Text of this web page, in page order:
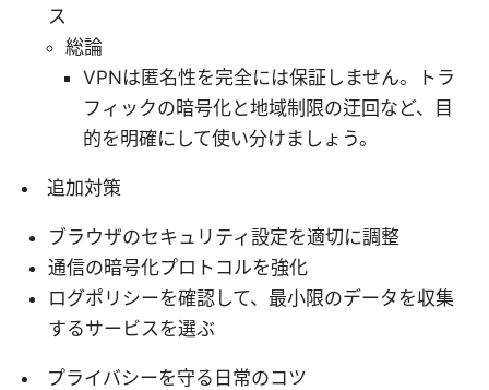
ス
総論
VPNは匿名性を完全には保証しません。トラ
フィックの暗号化と地域制限の迂回など、目
的を明確にして使い分けましょう。
追加対策
ブラウザのセキュリティ設定を適切に調整
通信の暗号化プロトコルを強化
ログポリシーを確認して、最小限のデータを収集
するサービスを選ぶ
プライバシーを守る日常のコツ